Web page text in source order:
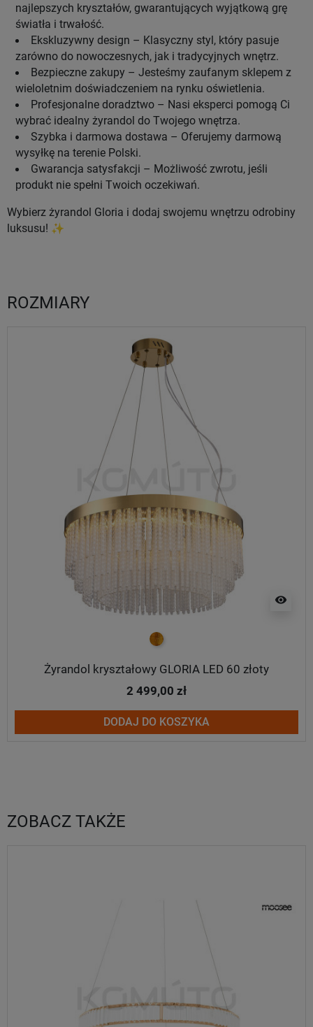
najlepszych kryształów, gwarantujących wyjątkową grę
światła i trwałość.
Ekskluzywny design – Klasyczny styl, który pasuje
zarówno do nowoczesnych, jak i tradycyjnych wnętrz.
Bezpieczne zakupy – Jesteśmy zaufanym sklepem z
wieloletnim doświadczeniem na rynku oświetlenia.
Profesjonalne doradztwo – Nasi eksperci pomogą Ci
wybrać idealny żyrandol do Twojego wnętrza.
Szybka i darmowa dostawa – Oferujemy darmową
wysyłkę na terenie Polski.
Gwarancja satysfakcji – Możliwość zwrotu, jeśli
produkt nie spełni Twoich oczekiwań.
Wybierz żyrandol Gloria i dodaj swojemu wnętrzu odrobiny
luksusu! ✨
ROZMIARY
visibility
złoty
Żyrandol kryształowy GLORIA LED 60 złoty
2 499,00 zł
DODAJ DO KOSZYKA
ZOBACZ TAKŻE